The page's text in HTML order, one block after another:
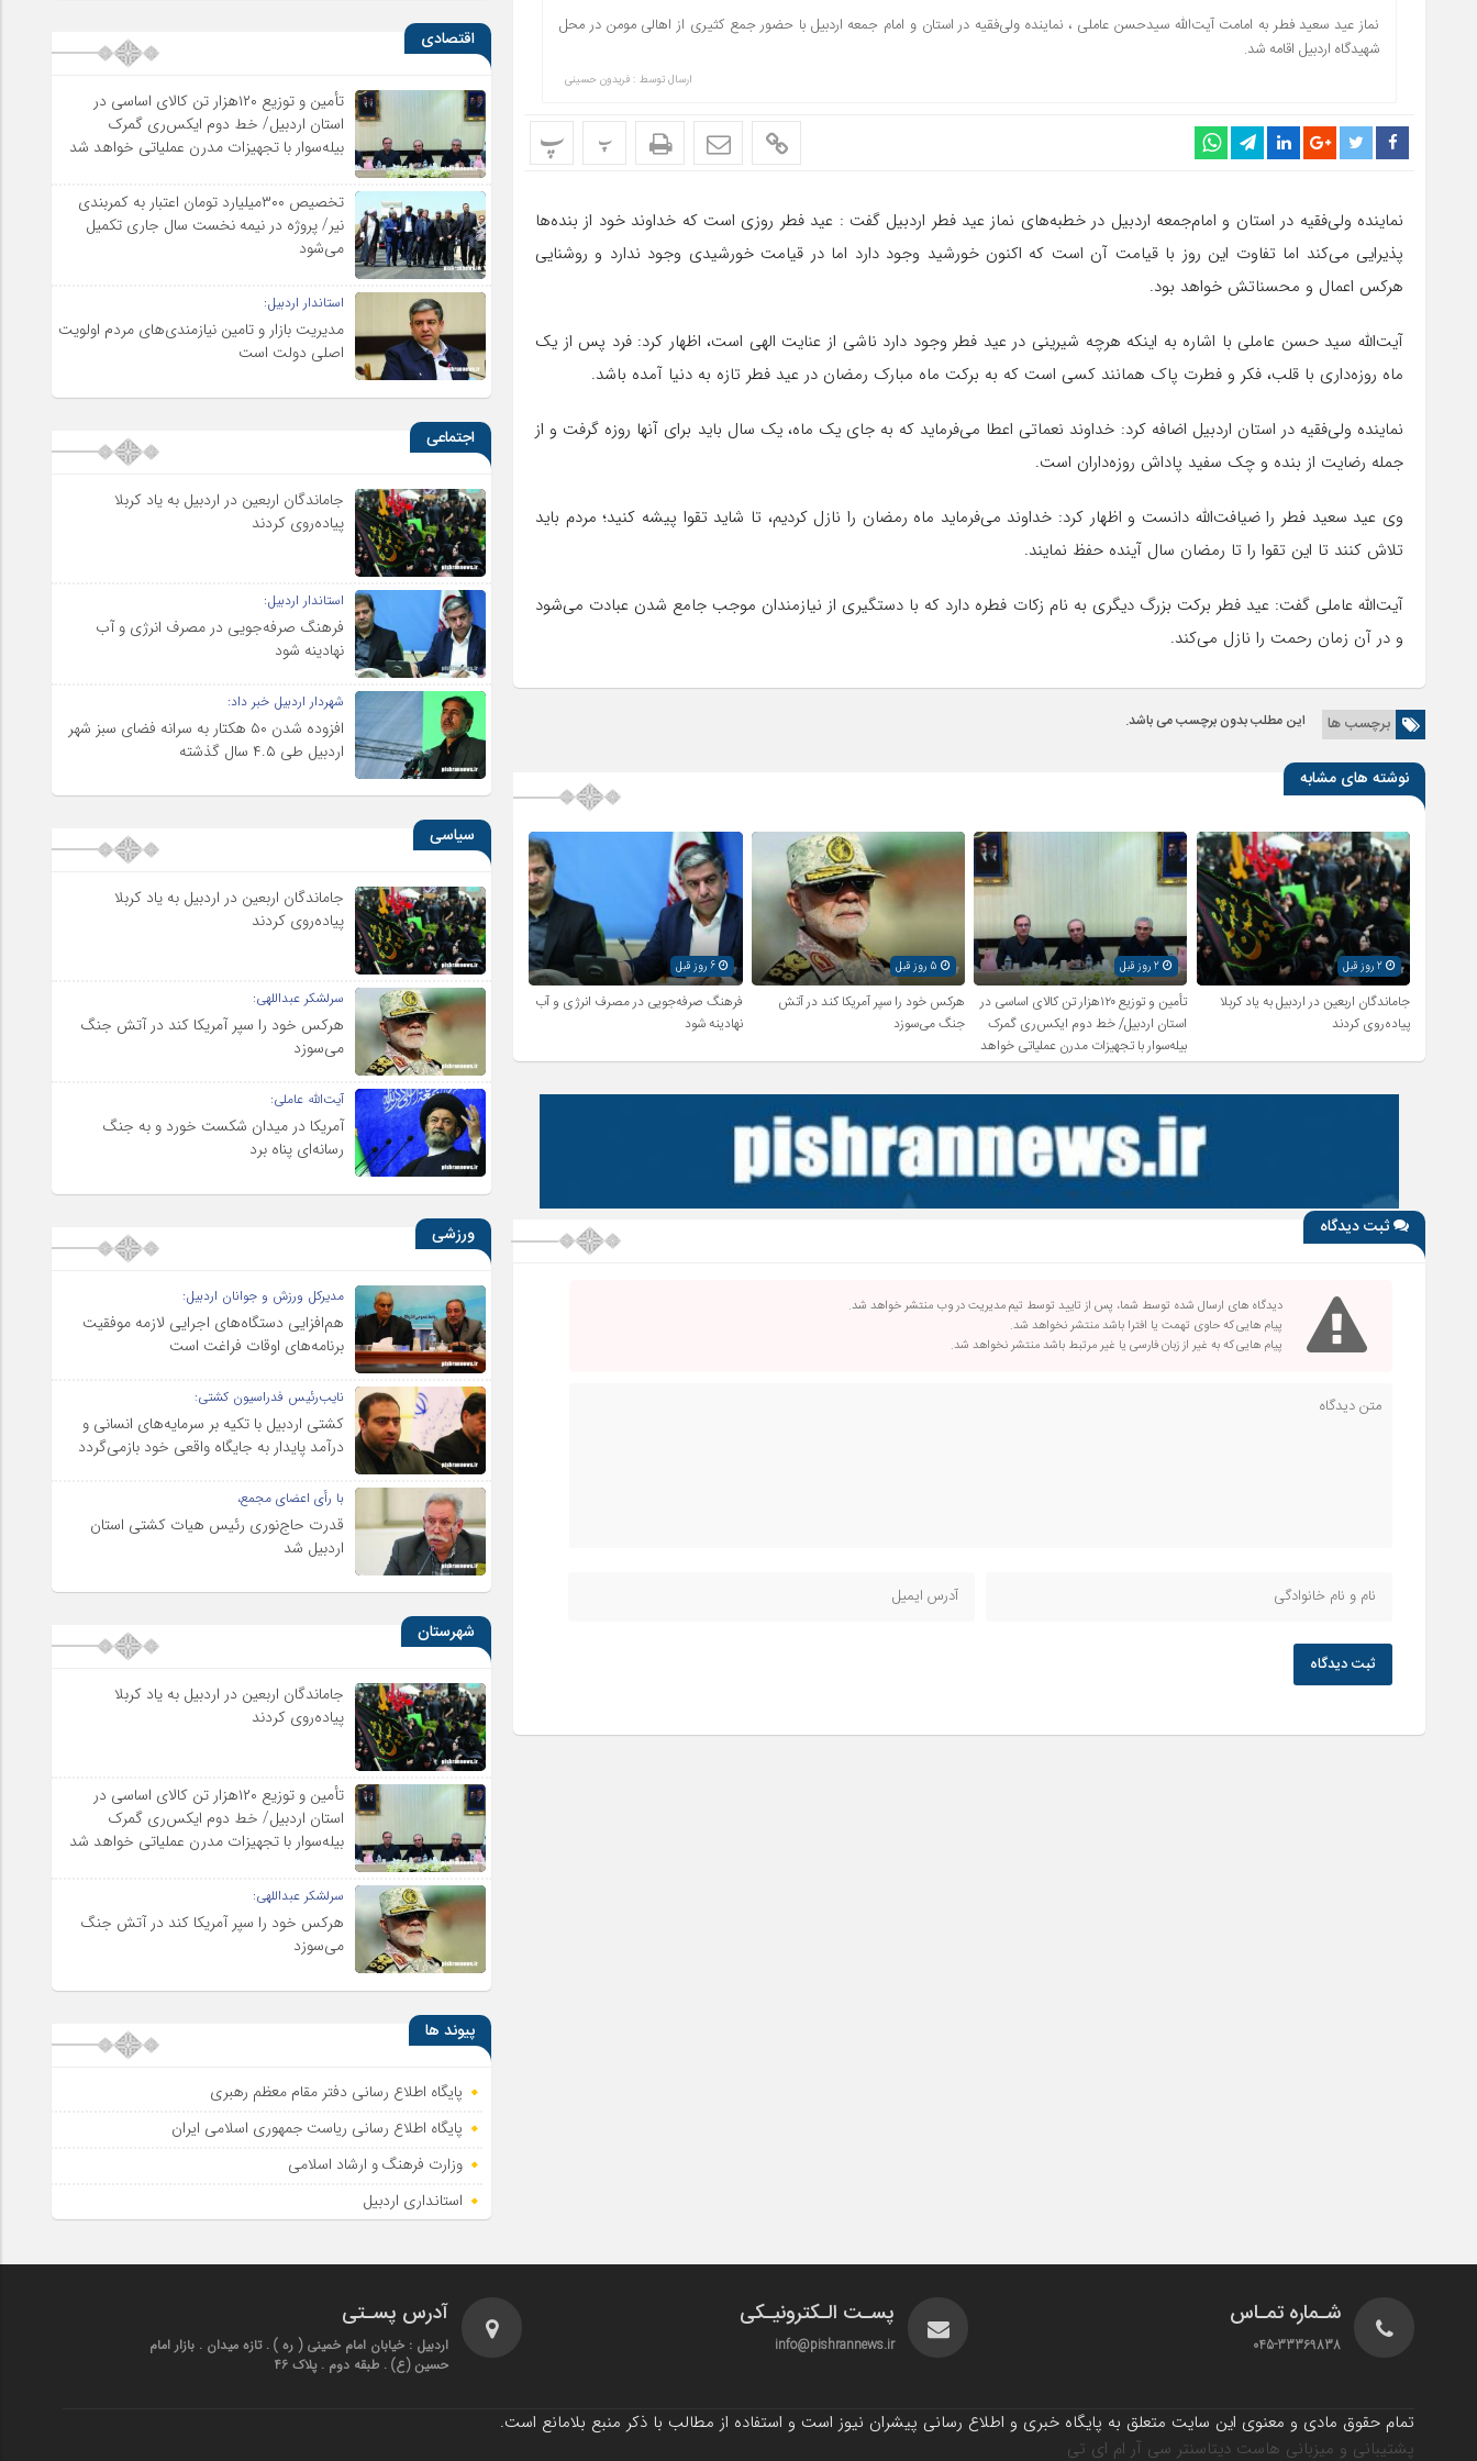
نماز عید سعید فطر به امامت آیت‌الله سیدحسن عاملی ، نماینده ولی‌فقیه در استان و امام‌ جمعه اردبیل با حضور جمع کثیری از اهالی مومن در محل
شهیدگاه اردبیل اقامه شد.
ارسال توسط : فریدون حسینی
پ پ
نماینده ولی‌فقیه در استان و امام‌جمعه اردبیل در خطبه‌های نماز عید فطر اردبیل گفت : عید فطر روزی است که خداوند خود از بنده‌ها
پذیرایی می‌کند اما تفاوت این روز با قیامت آن است که اکنون خورشید وجود دارد اما در قیامت خورشیدی وجود ندارد و روشنایی
هرکس اعمال و محسناتش خواهد بود.
آیت‌الله سید حسن عاملی با اشاره به اینکه هرچه شیرینی در عید فطر وجود دارد ناشی از عنایت الهی است، اظهار کرد: فرد پس از یک
ماه روزه‌داری با قلب، فکر و فطرت پاک همانند کسی است که به برکت ماه مبارک رمضان در عید فطر تازه به دنیا آمده باشد.
نماینده ولی‌فقیه در استان اردبیل اضافه کرد: خداوند نعماتی اعطا می‌فرماید که به جای یک ماه، یک سال باید برای آنها روزه گرفت و از
جمله رضایت از بنده و چک سفید پاداش روزه‌داران است.
وی عید سعید فطر را ضیافت‌الله دانست و اظهار کرد: خداوند می‌فرماید ماه رمضان را نازل کردیم، تا شاید تقوا پیشه کنید؛ مردم باید
تلاش کنند تا این تقوا را تا رمضان سال آینده حفظ نمایند.
آیت‌الله عاملی گفت: عید فطر برکت بزرگ دیگری به نام زکات فطره دارد که با دستگیری از نیازمندان موجب جامع شدن عبادت می‌شود
و در آن زمان رحمت را نازل می‌کند.
برچسب ها این مطلب بدون برچسب می باشد.
نوشته های مشابه
2 روز قبل
جاماندگان اربعین در اردبیل به یاد کربلا
پیاده‌روی کردند
2 روز قبل
تأمین و توزیع ۱۲۰هزار تن کالای اساسی در
استان اردبیل/ خط دوم ایکس‌ری گمرک
بیله‌سوار با تجهیزات مدرن عملیاتی خواهد
شد
هرکس خود را سپر آمریکا کند در آتش
جنگ می‌سوزد
6 روز قبل
فرهنگ صرفه‌جویی در مصرف انرژی و آب
نهادینه شود
ثبت دیدگاه
دیدگاه های ارسال شده توسط شما، پس از تایید توسط تیم مدیریت در وب منتشر خواهد شد.
پیام هایی که حاوی تهمت یا افترا باشد منتشر نخواهد شد.
پیام هایی که به غیر از زبان فارسی یا غیر مرتبط باشد منتشر نخواهد شد.
ثبت دیدگاه
اقتصادی
تأمین و توزیع ۱۲۰هزار تن کالای اساسی در
استان اردبیل/ خط دوم ایکس‌ری گمرک
بیله‌سوار با تجهیزات مدرن عملیاتی خواهد شد
تخصیص ۳۰۰میلیارد تومان اعتبار به کمربندی
نیر/ پروژه در نیمه نخست سال جاری تکمیل
می‌شود
استاندار اردبیل:
مدیریت بازار و تامین نیازمندی‌های مردم اولویت‌
اصلی دولت است
اجتماعی
جاماندگان اربعین در اردبیل به یاد کربلا
پیاده‌روی کردند
استاندار اردبیل:
فرهنگ صرفه‌جویی در مصرف انرژی و آب
نهادینه شود
شهردار اردبیل خبر داد:
افزوده شدن ۵۰ هکتار به سرانه فضای سبز شهر
اردبیل طی ۴.۵ سال گذشته
سیاسی
جاماندگان اربعین در اردبیل به یاد کربلا
پیاده‌روی کردند
سرلشکر عبداللهی:
هرکس خود را سپر آمریکا کند در آتش جنگ
می‌سوزد
آیت‌الله عاملی:
آمریکا در میدان شکست خورد و به جنگ
رسانه‌ای پناه برد
ورزشی
مدیرکل ورزش و جوانان اردبیل:
هم‌افزایی دستگاه‌های اجرایی لازمه موفقیت
برنامه‌های اوقات فراغت است
نایب‌رئیس فدراسیون کشتی:
کشتی اردبیل با تکیه بر سرمایه‌های انسانی و
درآمد پایدار به جایگاه واقعی خود بازمی‌گردد
با رأی اعضای مجمع،
قدرت حاج‌نوری رئیس هیات کشتی استان
اردبیل شد
شهرستان
جاماندگان اربعین در اردبیل به یاد کربلا
پیاده‌روی کردند
تأمین و توزیع ۱۲۰هزار تن کالای اساسی در
استان اردبیل/ خط دوم ایکس‌ری گمرک
بیله‌سوار با تجهیزات مدرن عملیاتی خواهد شد
سرلشکر عبداللهی:
هرکس خود را سپر آمریکا کند در آتش جنگ
می‌سوزد
پیوند ها
پایگاه اطلاع رسانی دفتر مقام معظم رهبری
پایگاه اطلاع‌ رسانی ریاست‌ جمهوری اسلامی ایران
وزارت فرهنگ و ارشاد اسلامی
استانداری اردبیل
شـماره تمـاس
045-33369838
پسـت الـکترونیـکی
info@pishrannews.ir
آدرس پسـتی
اردبیل : خیابان امام خمینی ( ره ) . تازه میدان . بازار امام
حسین (ع) . طبقه دوم . پلاک 46
تمام حقوق مادی و معنوی این سایت متعلق به پایگاه خبری و اطلاع رسانی پیشران نیوز است و استفاده از مطالب با ذکر منبع بلامانع است.
پشتیبانی و میزبانی هاست دیتاسنتر سی آر ام ای تی